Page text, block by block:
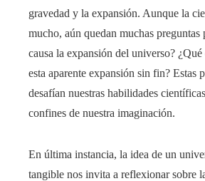
gravedad y la expansión. Aunque la
mucho, aún quedan muchas preguntas
causa la expansión del universo?
esta aparente expansión sin fin? Estas
desafían nuestras habilidades
confines de nuestra imaginación.
En última instancia, la idea de un
tangible nos invita a reflexionar sobre